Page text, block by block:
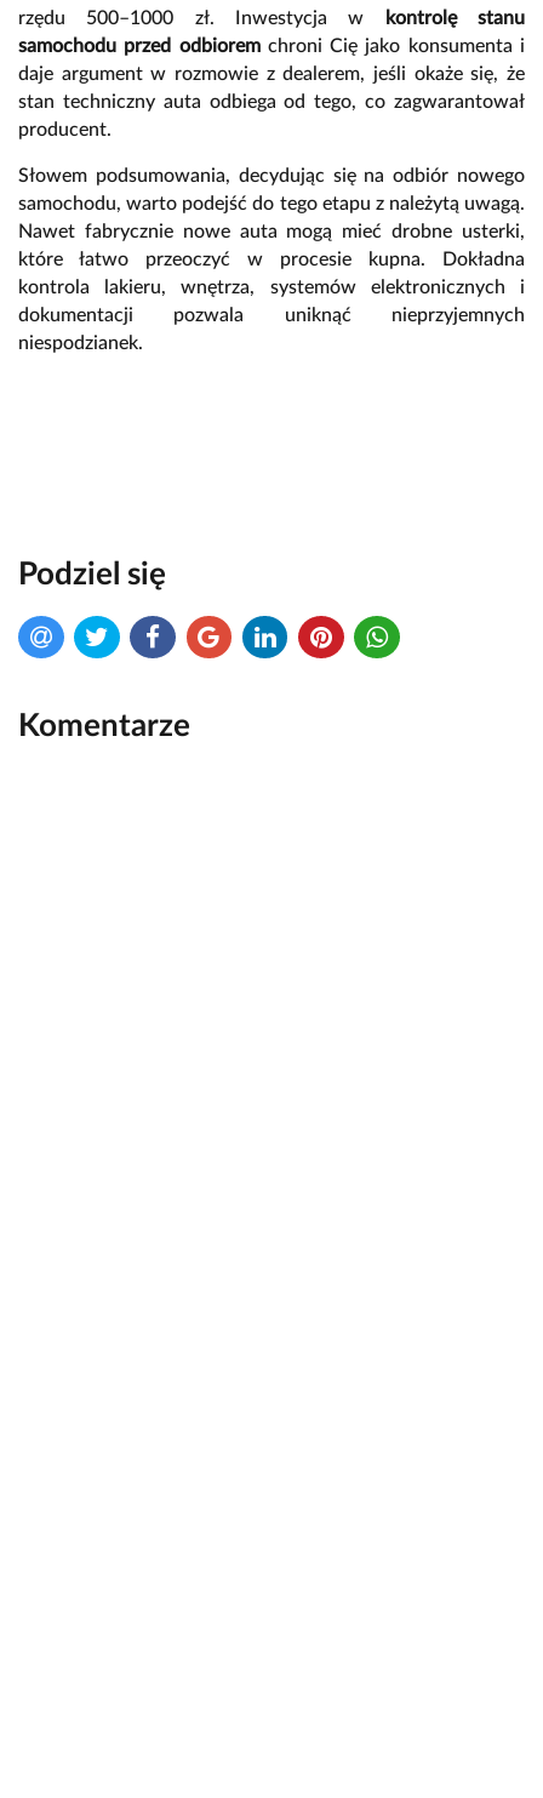
rzędu 500–1000 zł. Inwestycja w
kontrolę stanu
samochodu przed odbioremchroni Cię jako konsumenta i
daje argument w rozmowie z dealerem, jeśli okaże się, że
stan techniczny auta odbiega od tego, co zagwarantował
producent.
Słowem podsumowania, decydując się na odbiór nowego
samochodu, warto podejść do tego etapu z należytą uwagą.
Nawet fabrycznie nowe auta mogą mieć drobne usterki,
które łatwo przeoczyć w procesie kupna. Dokładna
kontrola lakieru, wnętrza, systemów elektronicznych i
dokumentacji pozwala uniknąć nieprzyjemnych
niespodzianek.
Podziel się
Komentarze